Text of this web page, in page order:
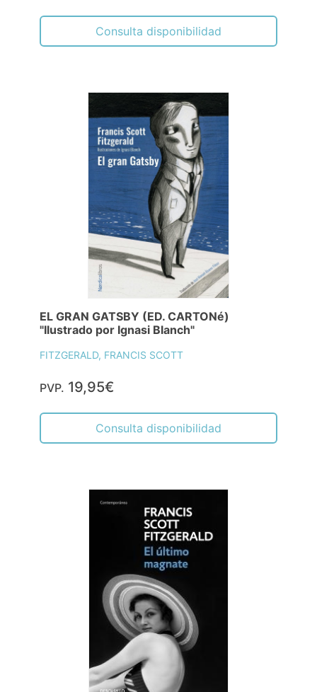
Consulta disponibilidad
EL GRAN GATSBY (ED. CARTONé)
"Ilustrado por Ignasi Blanch"
FITZGERALD, FRANCIS SCOTT
PVP. 19,95€
Consulta disponibilidad